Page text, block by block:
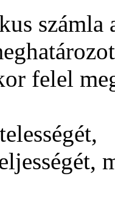
számla
felel